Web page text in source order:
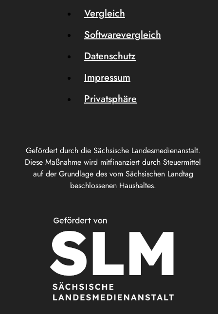
Gefördert durch die Sächsische Landesmedienanstalt.
Diese Maßnahme wird mitfinanziert durch Steuermittel
auf der Grundlage des vom Sächsischen Landtag
beschlossenen Haushaltes.
Vergleich
Softwarevergleich
Datenschutz
Impressum
Privatsphäre